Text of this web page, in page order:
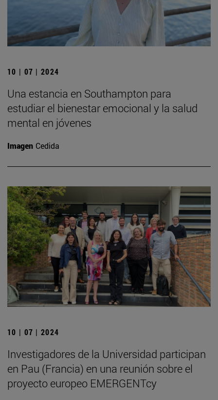
10 | 07 | 2024
Una estancia en Southampton para
estudiar el bienestar emocional y la salud
mental en jóvenes
Imagen Cedida
10 | 07 | 2024
Investigadores de la Universidad participan
en Pau (Francia) en una reunión sobre el
proyecto europeo EMERGENTcy